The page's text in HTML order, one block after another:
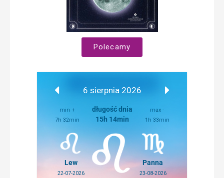
Polecamy
6 sierpnia 2026
min +
7h 32min
długość dnia
15h 14min
max -
1h 33min
Lew
22-07-2026
Panna
23-08-2026